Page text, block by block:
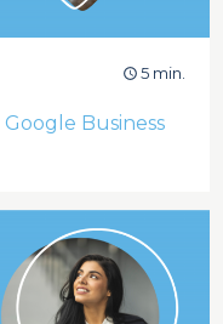
5 min.
Business